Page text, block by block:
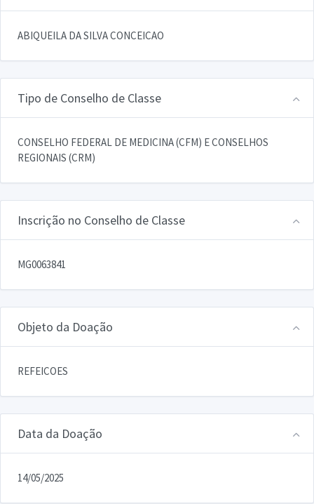
ABIQUEILA DA SILVA CONCEICAO
Tipo de Conselho de Classe
CONSELHO FEDERAL DE MEDICINA (CFM) E CONSELHOS
REGIONAIS (CRM)
Inscrição no Conselho de Classe
MG0063841
Objeto da Doação
REFEICOES
Data da Doação
14/05/2025